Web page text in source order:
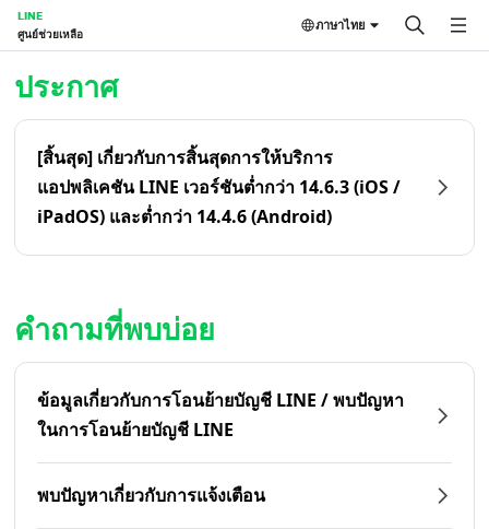
LINE
ศูนย์ช่วยเหลือ
ภาษาไทย
ประกาศ
[สิ้นสุด] เกี่ยวกับการสิ้นสุดการให้บริการ
แอปพลิเคชัน LINE เวอร์ชันต่ำกว่า 14.6.3 (iOS /
iPadOS) และต่ำกว่า 14.4.6 (Android)
คำถามที่พบบ่อย
ข้อมูลเกี่ยวกับการโอนย้ายบัญชี LINE / พบปัญหา
ในการโอนย้ายบัญชี LINE
พบปัญหาเกี่ยวกับการแจ้งเตือน